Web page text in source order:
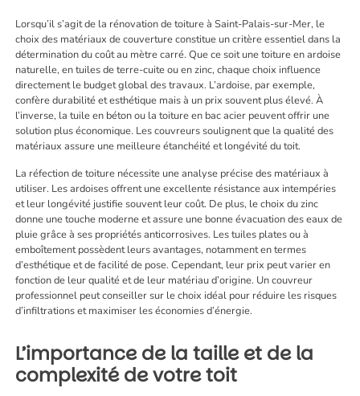
Lorsqu’il s’agit de la rénovation de toiture à Saint-Palais-sur-Mer, le
choix des matériaux de couverture constitue un critère essentiel dans la
détermination du coût au mètre carré. Que ce soit une toiture en ardoise
naturelle, en tuiles de terre-cuite ou en zinc, chaque choix influence
directement le budget global des travaux. L’ardoise, par exemple,
confère durabilité et esthétique mais à un prix souvent plus élevé. À
l’inverse, la tuile en béton ou la toiture en bac acier peuvent offrir une
solution plus économique. Les couvreurs soulignent que la qualité des
matériaux assure une meilleure étanchéité et longévité du toit.
La réfection de toiture nécessite une analyse précise des matériaux à
utiliser. Les ardoises offrent une excellente résistance aux intempéries
et leur longévité justifie souvent leur coût. De plus, le choix du zinc
donne une touche moderne et assure une bonne évacuation des eaux de
pluie grâce à ses propriétés anticorrosives. Les tuiles plates ou à
emboîtement possèdent leurs avantages, notamment en termes
d’esthétique et de facilité de pose. Cependant, leur prix peut varier en
fonction de leur qualité et de leur matériau d’origine. Un couvreur
professionnel peut conseiller sur le choix idéal pour réduire les risques
d’infiltrations et maximiser les économies d’énergie.
L’importance de la taille et de la
complexité de votre toit